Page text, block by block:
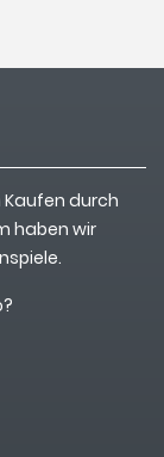
durch
haben wir